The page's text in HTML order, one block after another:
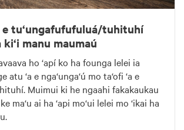
e tu‘ungafufufuluá/tuhituhí
manu maumaú
ho ‘apí ko ha founga lelei ia
atu ‘a e nga‘unga‘ú mo ta‘ofi ‘a e
Muimui ki he ngaahi fakakaukau
ma‘u ai ha ‘api mo‘ui lelei mo ‘ikai ha